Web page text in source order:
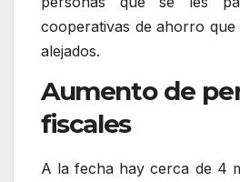
cooperativas de ahorro
alejados.
Aumento de
fiscales
A la fecha hay cerca de 4